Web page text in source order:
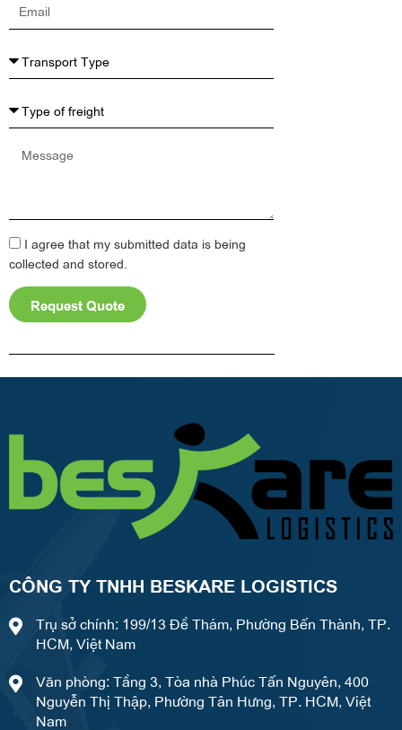
Message
I agree that my submitted data is being
collected and stored.
Request Quote
CÔNG TY TNHH BESKARE LOGISTICS
Trụ sở chính: 199/13 Đề Thám, Phường Bến Thành, TP.
HCM, Việt Nam
Văn phòng: Tầng 3, Tòa nhà Phúc Tấn Nguyên, 400
Nguyễn Thị Thập, Phường Tân Hưng, TP. HCM, Việt
Nam